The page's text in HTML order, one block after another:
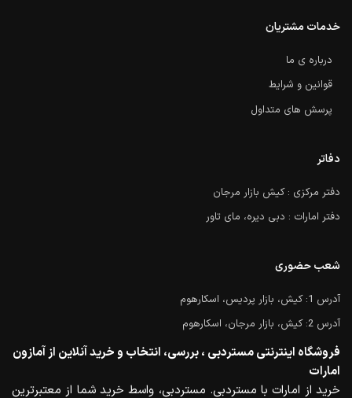
خدمات مشتریان
درباره ی ما
قوانین و شرایط
پرسش های متداول
دفاتر
دفتر مرکزی : کیش بازار مرجان
دفتر امارات : دبی دیره، مای تاور
شعب حضوری
آدرس 1: کیش، بازار پردیس، اسکارهوم
آدرس 2: کیش، بازار مرجان، اسکارهوم
فروشگاه اینترنتی مستردبی ، بررسی، انتخاب و خرید آنلاین از آمازون
امارات
خرید از امارات با مستردبی. مستردبی، واسط خرید شما از معتبرترین